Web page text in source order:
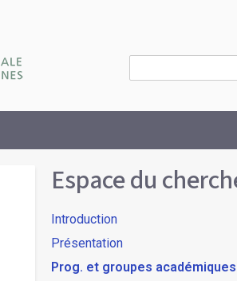
Search
Espace du
Introduction
Présentation
Prog. et groupes